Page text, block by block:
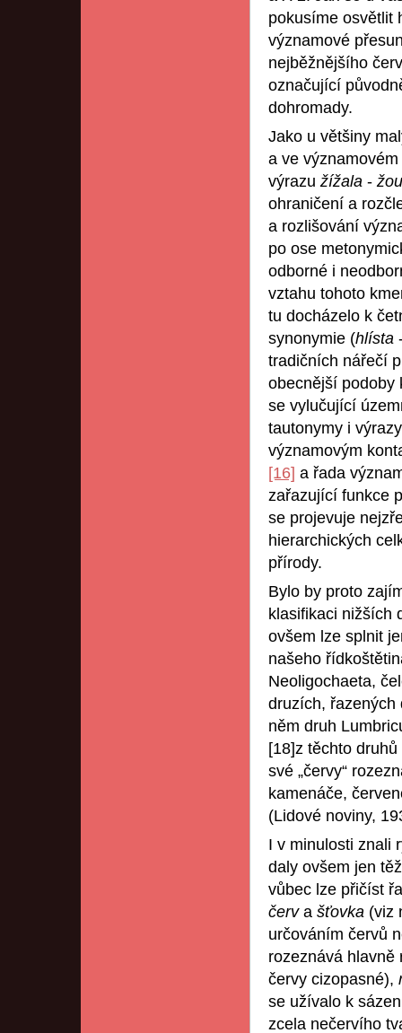
pokusíme osvětlit
významové
nejběžnějšího
označující
dohromady.
Jako u většiny
a ve
výrazužížala -
ohraničení a
a rozlišování
po ose
odborné i
vztahu tohoto
tu docházelo k
synonymie (hlísta
tradičních nářečí
obecnější
se vylučující
tautonymy i
významovým
[16] a řada
zařazující funkce
se projevuje
hierarchických
přírody.
Bylo by proto
klasifikaci nižších
ovšem lze splnit
našeho
Neoligochaeta,
druzích, řazených
něm druh
[18]z těchto
své „červy“
kamenáče,
(Lidové noviny,
I v minulosti znali
daly ovšem jen
vůbec lze přičíst
červ a šťovka (viz
určováním červů
rozeznává
červy cizopasné),
se užívalo k
zcela nečervího